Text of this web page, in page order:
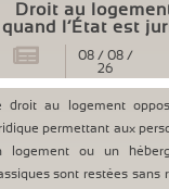
Droit au
quand l’État est
08/ 08 /
26
droit au logement
permettant aux
logement ou un
sont restées sans